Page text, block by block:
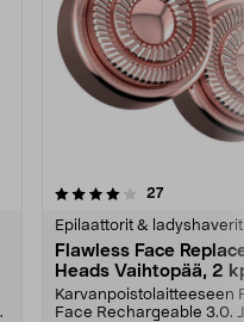
27arvostelut
Epilaattorit & ladyshaverit
Flawless Face
Heads Vaihtopää, 2
Karvanpoistolaitteeseen
Face Rechargeable 3.0.
3.0 viidestä